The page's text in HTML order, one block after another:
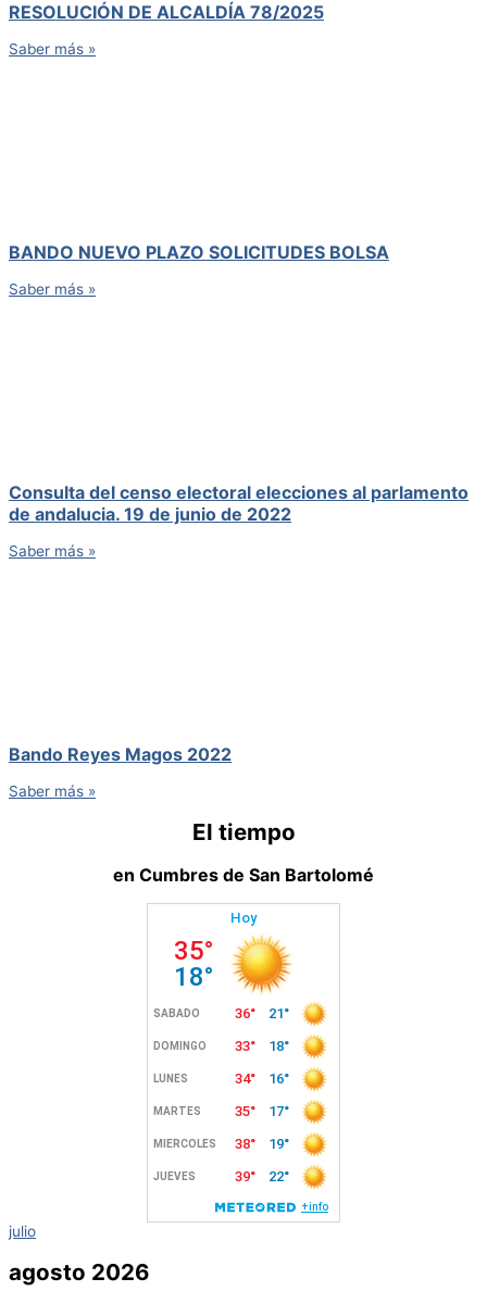
RESOLUCIÓN DE ALCALDÍA 78/2025
Saber más »
BANDO NUEVO PLAZO SOLICITUDES BOLSA
Saber más »
Consulta del censo electoral elecciones al parlamento
de andalucia. 19 de junio de 2022
Saber más »
Bando Reyes Magos 2022
Saber más »
El tiempo
en Cumbres de San Bartolomé
julio
agosto 2026